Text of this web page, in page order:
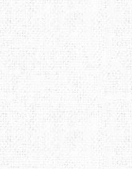
MUNKEES
OPINEL
POWERTEC